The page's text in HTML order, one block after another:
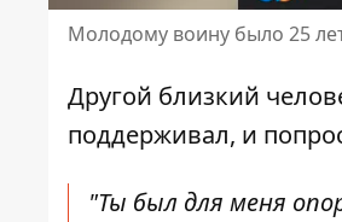
Молодому воину было 25
Другой близкий
поддерживал, и
"Ты был для меня